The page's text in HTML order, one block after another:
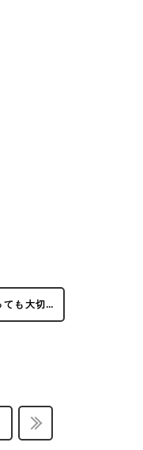
ても大切…